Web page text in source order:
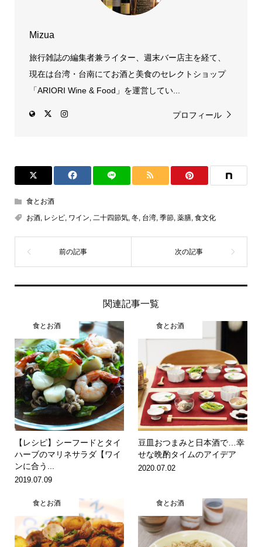
Mizua
旅行雑誌の編集者兼ライター、週末バー店主を経て、
現在は台湾・台南にてお酒と美食のセレクトショップ
「ARIORI Wine & Food」を運営してい...
プロフィール
食とお酒
お酒, レシピ, ワイン, 二十四節気, 冬, 台湾, 季節, 薬膳, 食文化
関連記事一覧
食とお酒
【レシピ】シーフードとタイ
ハーブのマリネサラダ【ワイ
ンに合う...
2019.07.09
食とお酒
豆皿おつまみと日本酒で…幸
せな晩酌タイムのアイデア
2020.07.02
食とお酒 食とお酒